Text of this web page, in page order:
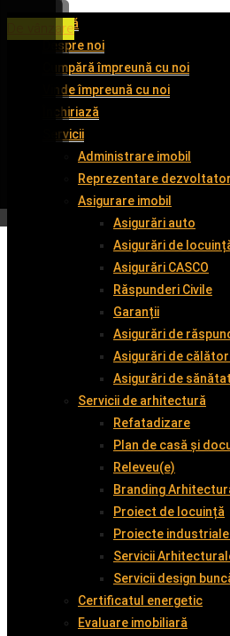
Acasă
Despre noi
Cumpără împreună cu noi
Vinde împreună cu noi
Închiriază
Servicii
Administrare imobil
Reprezentare
Asigurare imobil
Asigurări auto
Asigurări de
Asigurări CASCO
Răspunderi Civile
Garanții
Asigurări de
Asigurări de
Asigurări de
Servicii de arhitectură
Refatadizare
Plan de casă și
Releveu(e)
Branding
Proiect de locuință
Proiecte
Servicii
Servicii design
Certificatul energetic
Evaluare imobiliară
De închiriat
De închiriat
De închiriat
De vânzare